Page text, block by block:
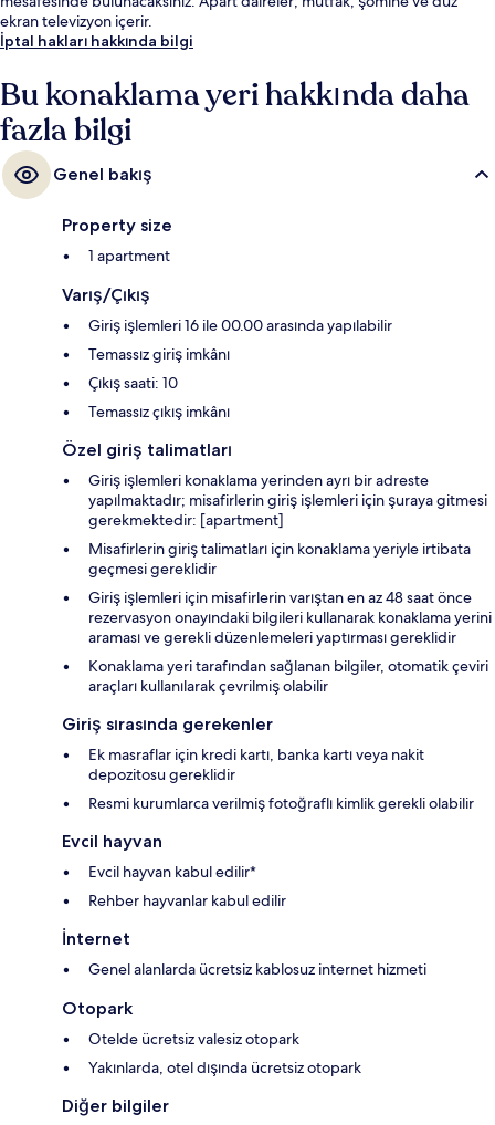
ekran televizyon içerir.
İptal hakları hakkında bilgi
Bu konaklama yeri hakkında daha
fazla bilgi
Genel bakış
Property size
1 apartment
Varış/Çıkış
Giriş işlemleri 16 ile 00.00 arasında yapılabilir
Temassız giriş imkânı
Çıkış saati: 10
Temassız çıkış imkânı
Özel giriş talimatları
Giriş işlemleri konaklama yerinden ayrı bir adreste
yapılmaktadır; misafirlerin giriş işlemleri için şuraya gitmesi
gerekmektedir: [apartment]
Misafirlerin giriş talimatları için konaklama yeriyle irtibata
geçmesi gereklidir
Giriş işlemleri için misafirlerin varıştan en az 48 saat önce
rezervasyon onayındaki bilgileri kullanarak konaklama yerini
araması ve gerekli düzenlemeleri yaptırması gereklidir
Konaklama yeri tarafından sağlanan bilgiler, otomatik çeviri
araçları kullanılarak çevrilmiş olabilir
Giriş sırasında gerekenler
Ek masraflar için kredi kartı, banka kartı veya nakit
depozitosu gereklidir
Resmi kurumlarca verilmiş fotoğraflı kimlik gerekli olabilir
Evcil hayvan
Evcil hayvan kabul edilir*
Rehber hayvanlar kabul edilir
İnternet
Genel alanlarda ücretsiz kablosuz internet hizmeti
Otopark
Otelde ücretsiz valesiz otopark
Yakınlarda, otel dışında ücretsiz otopark
Diğer bilgiler